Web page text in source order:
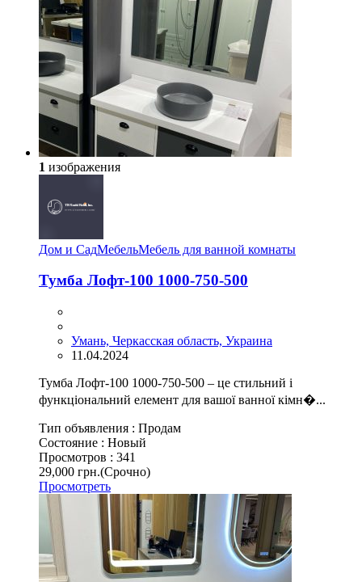
1 изображения
Дом и СадМебельМебель для ванной комнаты
Тумба Лофт-100 1000-750-500
Умань, Черкасская область, Украина
11.04.2024
Тумба Лофт-100 1000-750-500 – це стильний і
функціональний елемент для вашої ванної кімн�...
Тип объявления : Продам
Состояние : Новый
Просмотров : 341
29,000 грн.(Срочно)
Просмотреть